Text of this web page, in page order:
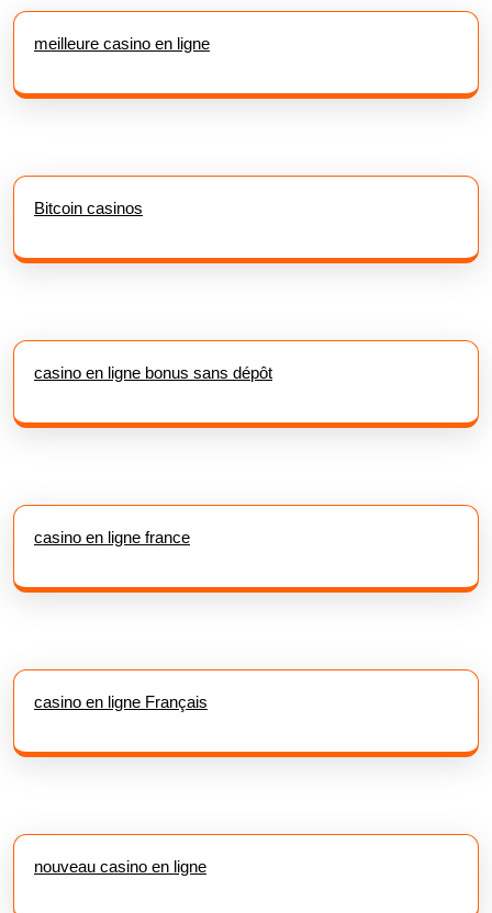
meilleure casino en ligne
Bitcoin casinos
casino en ligne bonus sans dépôt
casino en ligne france
casino en ligne Français
nouveau casino en ligne